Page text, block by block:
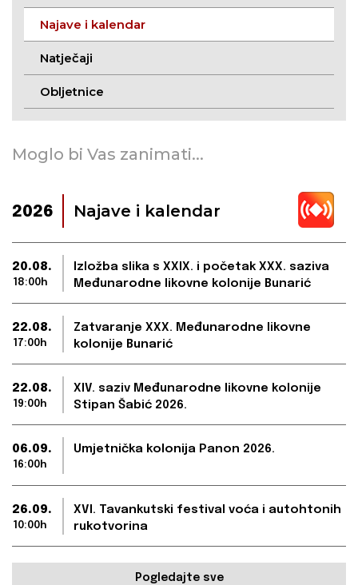
Najave i kalendar
Natječaji
Obljetnice
Moglo bi Vas zanimati...
2026 Najave i kalendar
20.08.
18:00h
Izložba slika s XXIX. i početak XXX. saziva
Međunarodne likovne kolonije Bunarić
22.08.
17:00h
Zatvaranje XXX. Međunarodne likovne
kolonije Bunarić
22.08.
19:00h
XIV. saziv Međunarodne likovne kolonije
Stipan Šabić 2026.
06.09.
16:00h
Umjetnička kolonija Panon 2026.
26.09.
10:00h
XVI. Tavankutski festival voća i autohtonih
rukotvorina
Pogledajte sve